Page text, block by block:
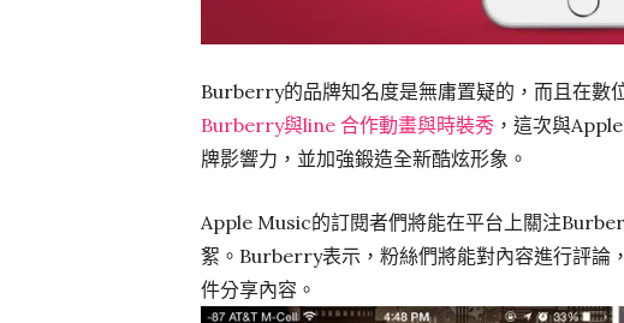
Burberry的品牌知名度是無庸置疑的，而且在數
Burberry與line 合作動畫與時裝秀 ，這次與
牌影響力，並加強鍛造全新酷炫形象。
Apple Music的訂閱者們將能在平台上關注
絮。Burberry表示，粉絲們將能對內容進行評
件分享內容。